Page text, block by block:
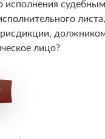
исполнения
лицо?